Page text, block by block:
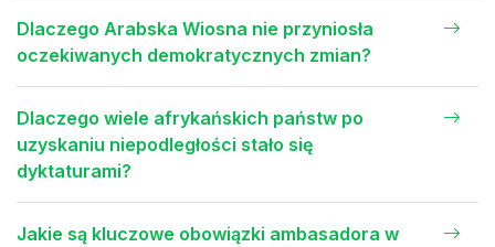
Dlaczego Arabska Wiosna nie przyniosła
oczekiwanych demokratycznych zmian?
Dlaczego wiele afrykańskich państw po
uzyskaniu niepodległości stało się
dyktaturami?
Jakie są kluczowe obowiązki ambasadora w